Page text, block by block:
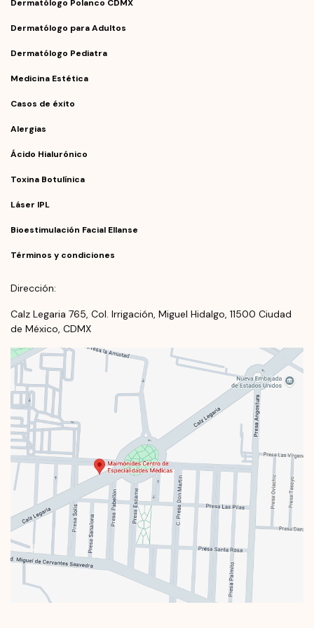
Dermatólogo Polanco CDMX
Dermatólogo para Adultos
Dermatólogo Pediatra
Medicina Estética
Casos de éxito
Alergias
Ácido Hialurónico
Toxina Botulínica
Láser IPL
Bioestimulación Facial Ellanse
Términos y condiciones
Dirección:
Calz Legaria 765, Col. Irrigación, Miguel Hidalgo, 11500 Ciudad
de México, CDMX